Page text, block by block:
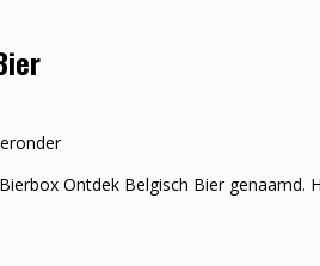
Ontdek Belgisch Bier genaamd.